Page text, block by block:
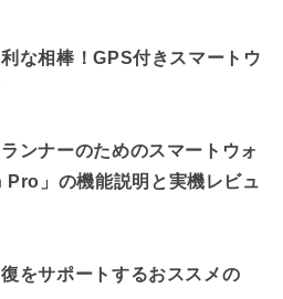
な相棒！GPS付きスマートウ
ンナーのためのスマートウォ
」の機能説明と実機レビュ
をサポートするおススメの